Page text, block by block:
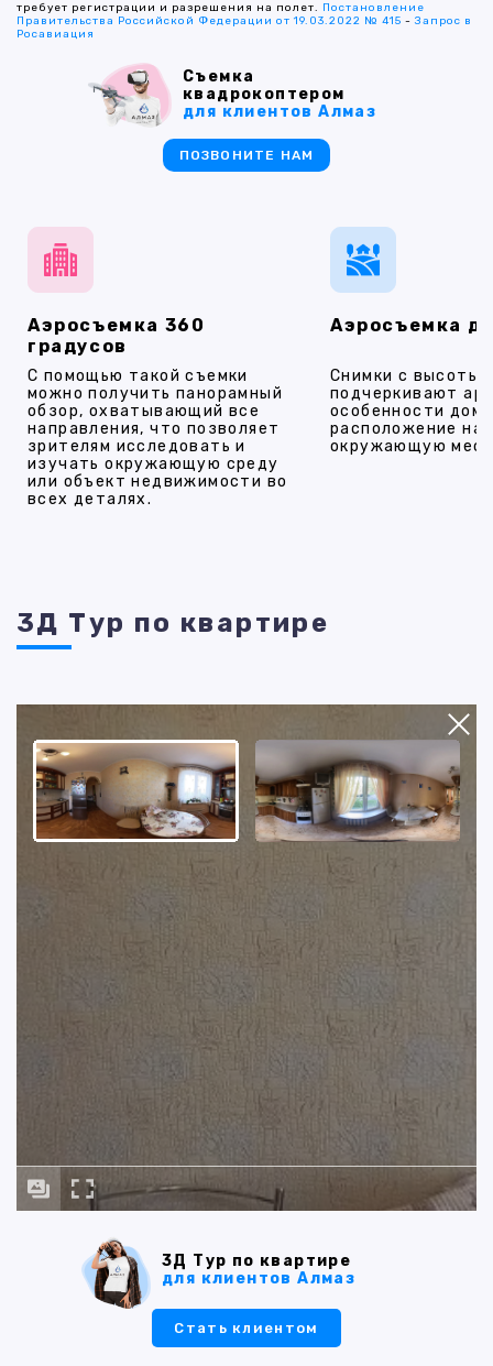
Аэросъемка 360
градусов
С помощью такой съемки
можно получить панорамный
обзор, охватывающий все
направления, что позволяет
зрителям исследовать и
изучать окружающую среду
или объект недвижимости во
всех деталях.
Аэросъемка
Снимки с высоты
подчеркивают
особенности
расположение на
окружающую
требует регистрации и разрешения на полет. Постановление
Правительства Российской Федерации от 19.03.2022 № 415 -Запрос в
Росавиация
Съемка
квадрокоптером
для клиентов Алмаз
ПОЗВОНИТЕ НАМ
3Д Тур по квартире
3Д Тур по квартире
для клиентов Алмаз
Стать клиентом